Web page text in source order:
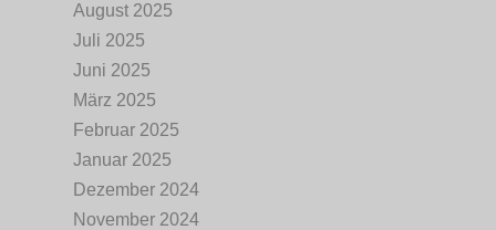
August 2025
Juli 2025
Juni 2025
März 2025
Februar 2025
Januar 2025
Dezember 2024
November 2024